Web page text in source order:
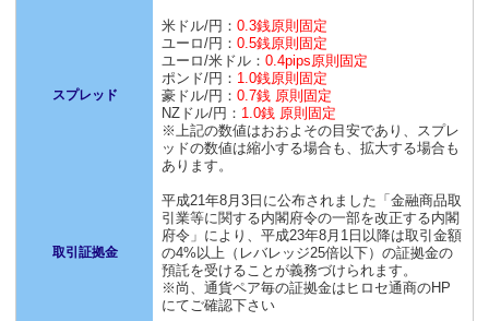
スプレッド
米ドル/円： 0.3銭原則固定
ユーロ/円： 0.5銭原則固定
ユーロ/米ドル： 0.4pips原則固定
ポンド/円： 1.0銭原則固定
豪ドル/円： 0.7銭 原則固定
NZドル/円： 1.0銭 原則固定
※上記の数値はおおよその目安であり、スプレ
ッドの数値は縮小する場合も、拡大する場合も
あります。
取引証拠金
平成21年8月3日に公布されました「金融商品取
引業等に関する内閣府令の一部を改正する内閣
府令」により、平成23年8月1日以降は取引金額
の4%以上（レバレッジ25倍以下）の証拠金の
預託を受けることが義務づけられます。
※尚、通貨ペア毎の証拠金はヒロセ通商のHP
にてご確認下さい